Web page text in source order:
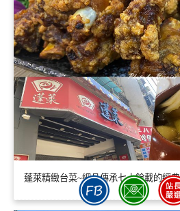
蓬萊精緻台菜~細品傳承七十餘載的經